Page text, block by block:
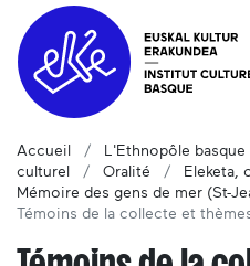
Accueil L'Ethnopôle basque
culturel
Oralité
Eleketa,
Mémoire des gens de mer (St-
Témoins de la collecte et